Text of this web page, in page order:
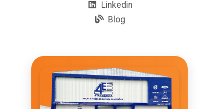
Linkedin
Blog